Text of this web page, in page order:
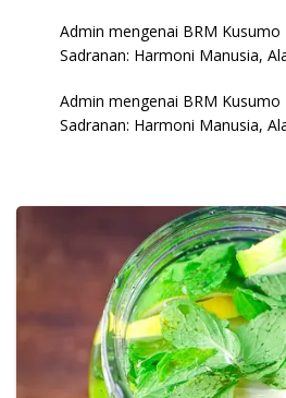
Admin mengenai BRM
Sadranan: Harmoni Manusia,
Admin mengenai BRM
Sadranan: Harmoni Manusia,